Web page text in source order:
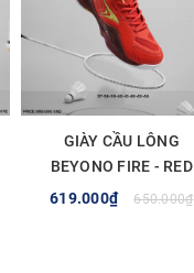
GIÀY CẦU LÔNG
BEYONO FIRE - RED
619.000₫
650.000₫